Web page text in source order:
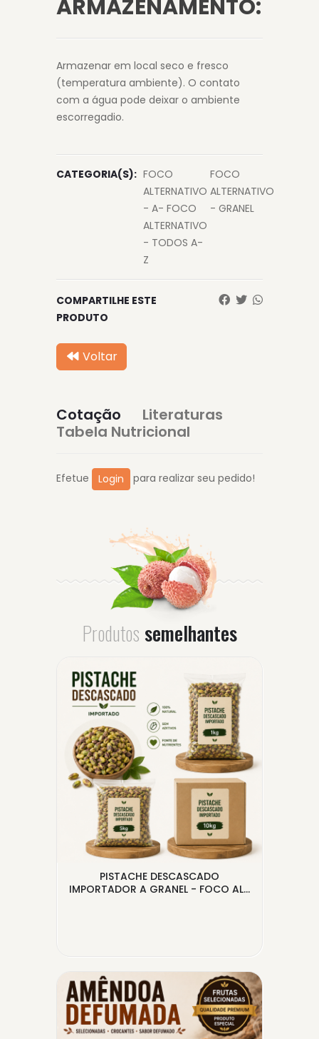
ARMAZENAMENTO:
Armazenar em local seco e fresco
(temperatura ambiente). O contato
com a água pode deixar o ambiente
escorregadio.
CATEGORIA(S): FOCO
ALTERNATIVO
- A- FOCO
ALTERNATIVO
- TODOS A-
Z
FOCO
ALTERNATIVO
- GRANEL
COMPARTILHE ESTE
PRODUTO
Voltar
Cotação
Literaturas
Tabela Nutricional
Efetue Login para realizar seu pedido!
Produtos semelhantes
PISTACHE DESCASCADO
IMPORTADOR A GRANEL - FOCO AL...